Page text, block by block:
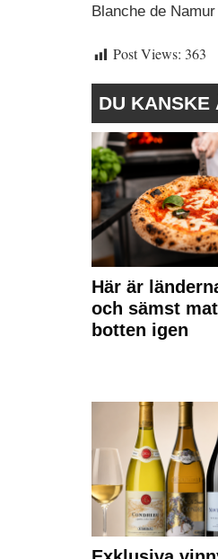
Blanche de
Post Views: 363
DU KANSKE
Här är
och sämst
botten igen